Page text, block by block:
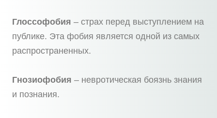
Глоссофобия – страх перед выступлением на
публике. Эта фобия является одной из самых
распространенных.
Гнозиофобия – невротическая боязнь знания
и познания.